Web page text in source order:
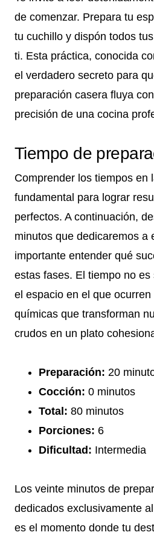
de comenzar. Prepara tu
tu cuchillo y dispón todos
ti. Esta práctica, conocida
el verdadero secreto para
preparación casera fluya
precisión de una cocina
Tiempo de
Comprender los tiempos en
fundamental para lograr
perfectos. A continuación,
minutos que dedicaremos a
importante entender qué
estas fases. El tiempo no
el espacio en el que
químicas que transforman
crudos en un plato
Preparación: 20
Cocción: 0 minutos
Total: 80 minutos
Porciones: 6
Dificultad: Intermedia
Los veinte minutos de
dedicados exclusivamente
es el momento donde tu